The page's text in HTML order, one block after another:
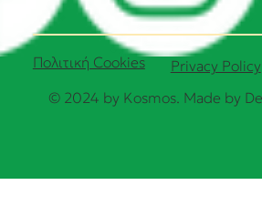
© 2024 by Kosmos. Made by
Πολιτική Cookies Privacy Policy